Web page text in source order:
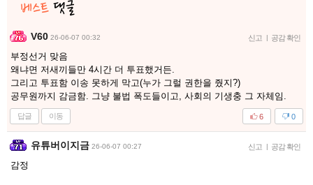
V60 26-06-07 00:32 신고 | 공감 확인
부정선거 맞음
왜냐면 저새끼들만 4시간 더 투표했거든.
그리고 투표함 이송 못하게 막고(누가 그럴 권한을 줬지?)
공무원까지 감금함. 그냥 불법 폭도들이고, 사회의 기생충 그 자체임.
답글 이동 0
6
유튜버이지금 26-06-07 00:27 신고 | 공감 확인
감정